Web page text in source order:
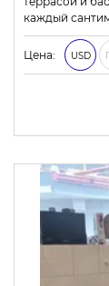
каждый
Цена: USD